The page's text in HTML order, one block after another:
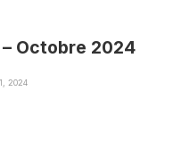
Octobre 2024
2024